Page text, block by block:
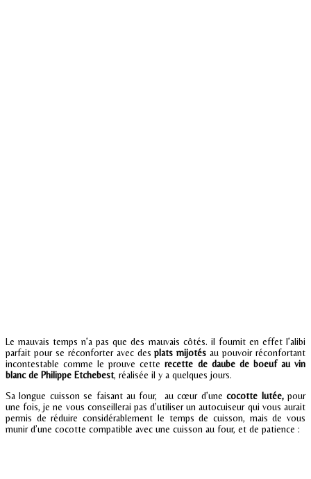
Le mauvais temps n’a pas que des mauvais côtés. il fournit en effet l’alibi
parfait pour se réconforter avec desplats mijotés au pouvoir réconfortant
incontestable comme le prouve cetterecette de daube de boeuf au vin
blanc de Philippe Etchebest, réalisée il y a quelques jours.
Sa longue cuisson se faisant au four, au cœur d’unecocotte lutée,pour
une fois, je ne vous conseillerai pas d’utiliser un autocuiseurqui vous aurait
permis de réduire considérablement le temps de cuisson, mais de vous
munir d’une cocotte compatible avec une cuisson au four, et de patience :